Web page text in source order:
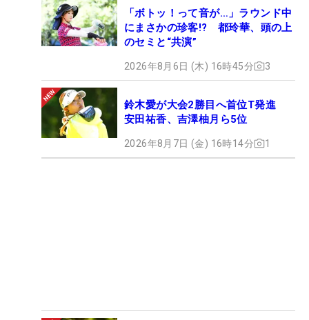
「ボトッ！って音が…」ラウンド中
にまさかの珍客!? 都玲華、頭の上
のセミと“共演”
2026年8月6日 (木) 16時45分 3
鈴木愛が大会2勝目へ首位T発進
安田祐香、吉澤柚月ら5位
2026年8月7日 (金) 16時14分 1